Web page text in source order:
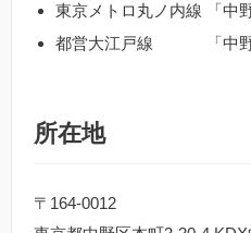
東京メトロ丸ノ内線 「
都営大江戸線 「中
所在地
〒164-0012